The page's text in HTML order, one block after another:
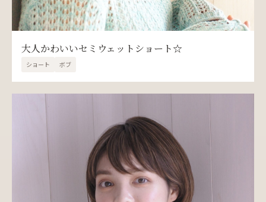
大人かわいいセミウェットショート☆
ショート ボブ